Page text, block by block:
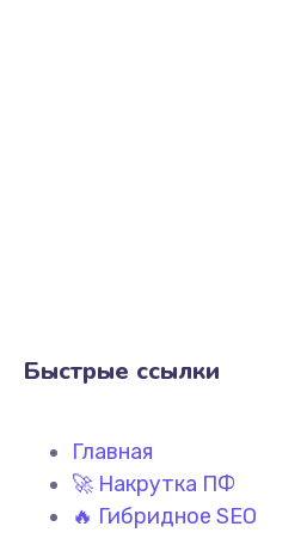
Быстрые ссылки
Главная
🚀 Накрутка ПФ
🔥 Гибридное SEO